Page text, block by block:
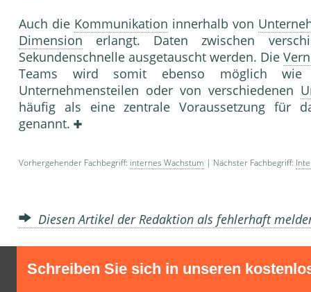
Auch die Kommunikation innerhalb von
Dimension erlangt. Daten zwischen
Sekundenschnelle ausgetauscht werden. Die
Teams wird somit ebenso möglich
Unternehmensteilen oder von verschiedenen
häufig als eine zentrale Voraussetzung für
genannt.
Vorhergehender Fachbegriff: internes Wachstum | Nächster Fachbegriff:
Diesen Artikel der Redaktion als fehlerhaft
Schreiben Sie sich in unseren